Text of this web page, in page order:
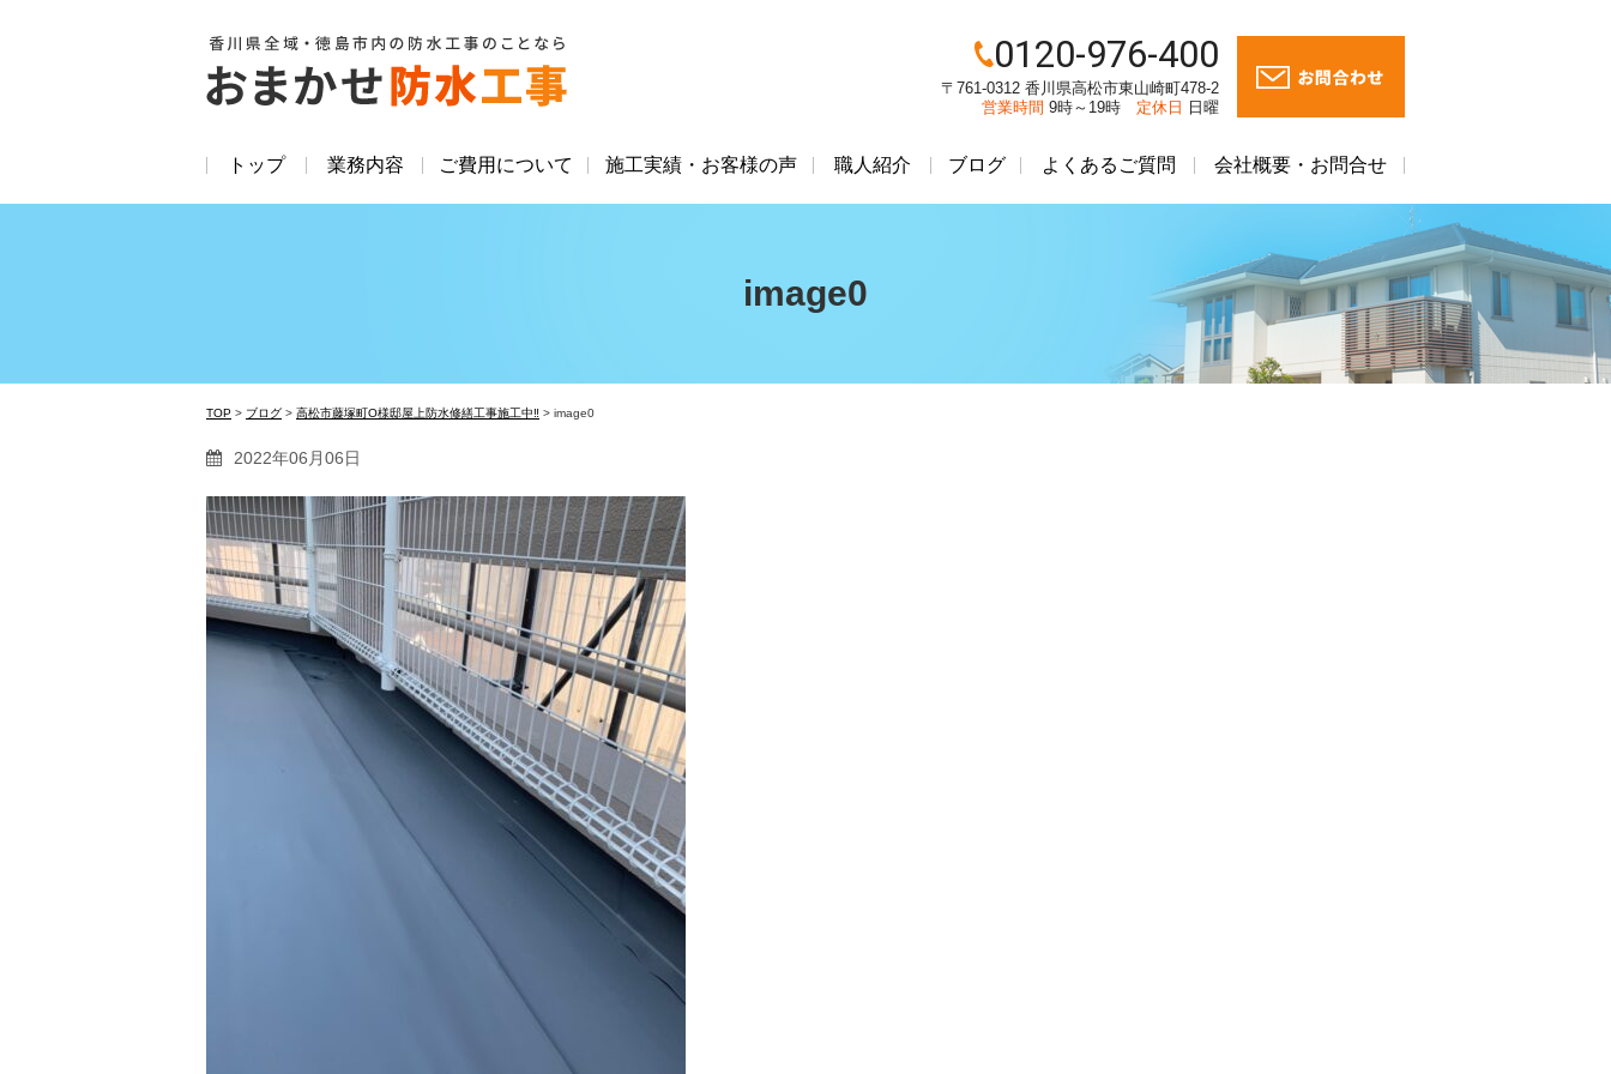
0120-976-400
〒761-0312 香川県高松市東山崎町478-2
営業時間 9時～19時 定休日 日曜
トップ 業務内容 ご費用について 施工実績・お客様の声 職人紹介 ブログ よくあるご質問 会社概要・お問合せ
image0
TOP > ブログ > 高松市藤塚町O様邸屋上防水修繕工事施工中‼ > image0
2022年06月06日